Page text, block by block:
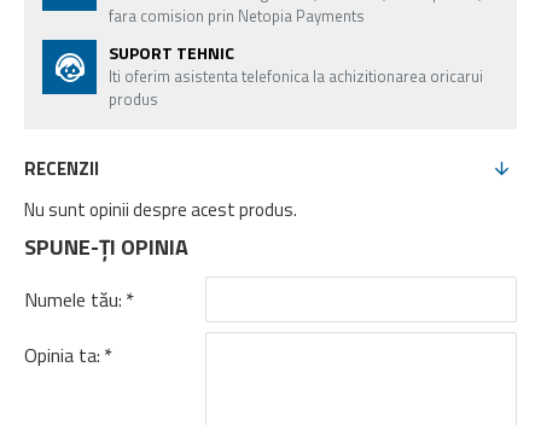
fara comision prin Netopia Payments
SUPORT TEHNIC
Iti oferim asistenta telefonica la achizitionarea oricarui
produs
RECENZII
Nu sunt opinii despre acest produs.
SPUNE-ŢI OPINIA
Numele tău:
Opinia ta: